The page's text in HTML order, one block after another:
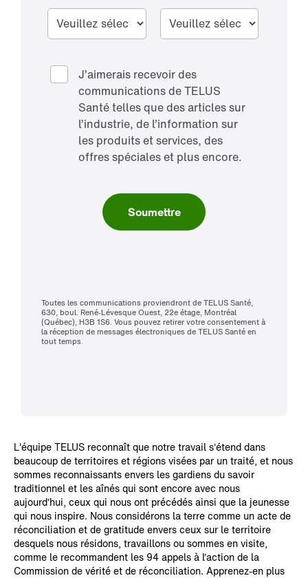
J’aimerais recevoir des
communications de TELUS
Santé telles que des articles sur
l’industrie, de l’information sur
les produits et services, des
offres spéciales et plus encore.
Toutes les communications proviendront de TELUS Santé,
630, boul. René-Lévesque Ouest, 22e étage, Montréal
(Québec), H3B 1S6. Vous pouvez retirer votre consentement à
la réception de messages électroniques de TELUS Santé en
tout temps.
L'équipe TELUS reconnaît que notre travail s’étend dans
beaucoup de territoires et régions visées par un traité, et nous
sommes reconnaissants envers les gardiens du savoir
traditionnel et les aînés qui sont encore avec nous
aujourd’hui, ceux qui nous ont précédés ainsi que la jeunesse
qui nous inspire. Nous considérons la terre comme un acte de
réconciliation et de gratitude envers ceux sur le territoire
desquels nous résidons, travaillons ou sommes en visite,
comme le recommandent les 94 appels à l’action de la
Commission de vérité et de réconciliation. Apprenez-en plus